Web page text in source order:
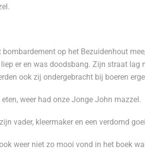
op het Bezuidenhout
er en was doodsbang. Zijn straat lag
ook zij ondergebracht bij boeren
weer had onze Jonge John mazzel.
vader, kleermaker en een verdomd
weer niet zo mooi vond in het boek